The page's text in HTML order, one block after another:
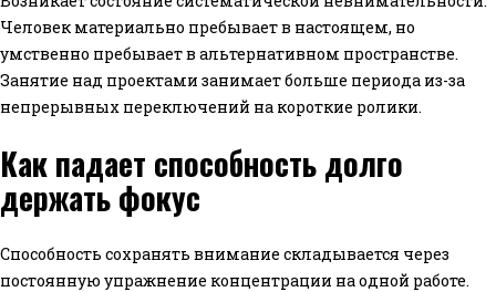
Человек материально пребывает в настоящем, но
умственно пребывает в альтернативном пространстве.
Занятие над проектами занимает больше периода из-за
непрерывных переключений на короткие ролики.
Как падает способность долго
держать фокус
Способность сохранять внимание складывается через
постоянную упражнение концентрации на одной работе.